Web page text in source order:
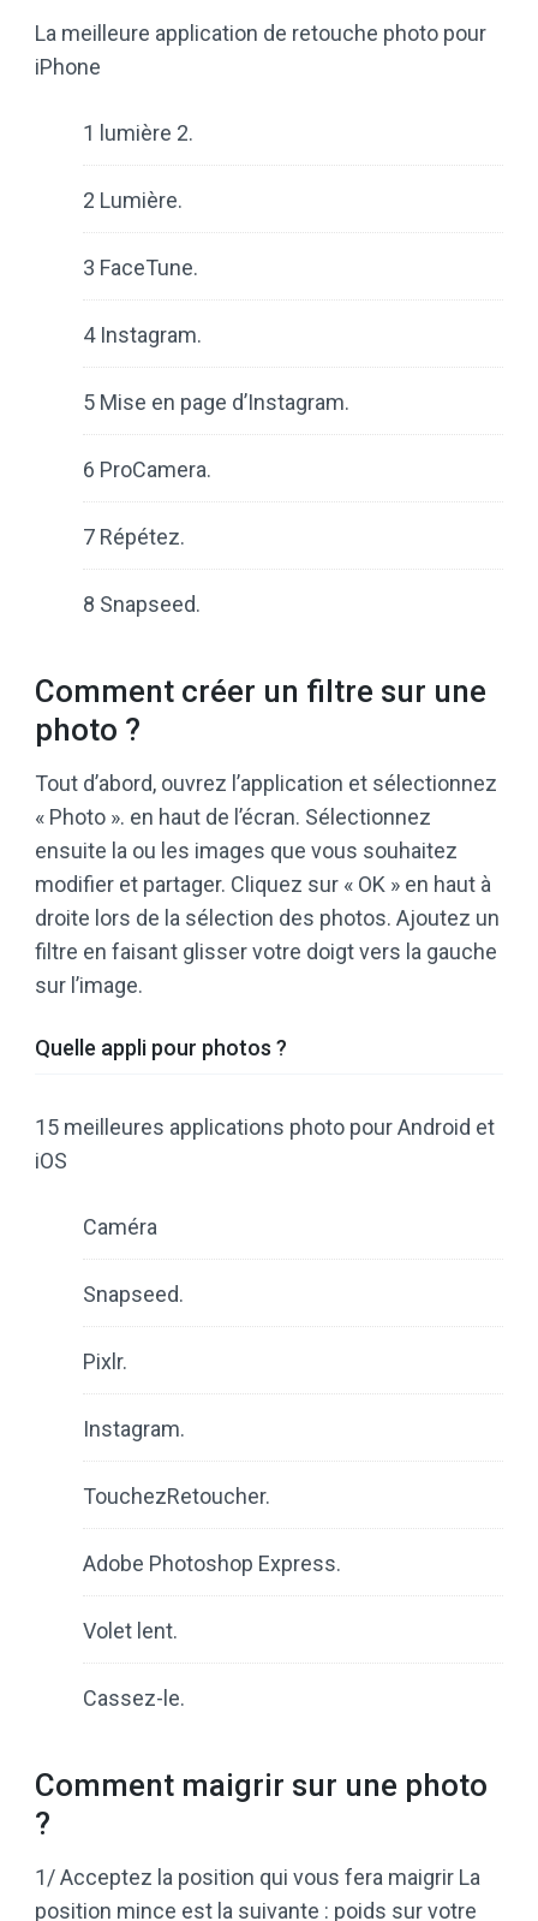
La meilleure application de retouche photo pour
iPhone
1 lumière 2.
2 Lumière.
3 FaceTune.
4 Instagram.
5 Mise en page d’Instagram.
6 ProCamera.
7 Répétez.
8 Snapseed.
Comment créer un filtre sur une
photo ?
Tout d’abord, ouvrez l’application et sélectionnez
« Photo ». en haut de l’écran. Sélectionnez
ensuite la ou les images que vous souhaitez
modifier et partager. Cliquez sur « OK » en haut à
droite lors de la sélection des photos. Ajoutez un
filtre en faisant glisser votre doigt vers la gauche
sur l’image.
Quelle appli pour photos ?
15 meilleures applications photo pour Android et
iOS
Caméra
Snapseed.
Pixlr.
Instagram.
TouchezRetoucher.
Adobe Photoshop Express.
Volet lent.
Cassez-le.
Comment maigrir sur une photo
?
1/ Acceptez la position qui vous fera maigrir La
position mince est la suivante : poids sur votre